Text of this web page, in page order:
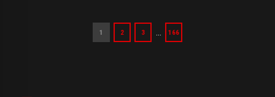
1 2 3 166